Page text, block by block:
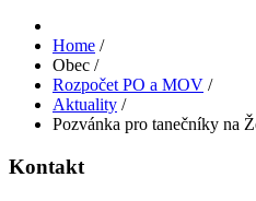
Home /
Obec /
Rozpočet PO a MOV /
Aktuality /
Pozvánka pro tanečníky na
Kontakt